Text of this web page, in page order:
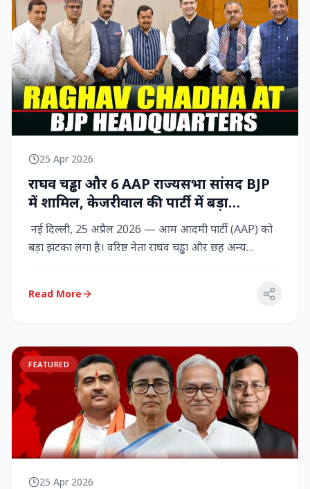
25 Apr 2026
राघव चड्ढा और 6 AAP राज्‍यसभा सांसद BJP
में शामिल, केजरीवाल की पार्टी में बड़ा
राजनीतिक विद्रोह
नई दिल्ली, 25 अप्रैल 2026 — आम आदमी पार्टी (AAP) को
बड़ा झटका लगा है। वरिष्ठ नेता राघव चड्ढा और छह अन्य
Read More
FEATURED
25 Apr 2026